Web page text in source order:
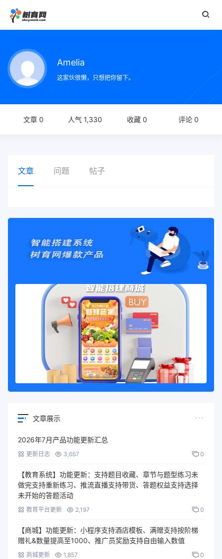
Amelia
这家伙很懒，只想把你留下。
文章 0 人气 1,330 收藏 0 评论 0
文章 问题 帖子
文章展示
2026年7月产品功能更新汇总
更新日志 3,657 0
【教育系统】功能更新：支持题目收藏、章节与题型练习未
做完支持重新练习、推流直播支持带货、答题权益支持选择
未开始的答题活动
教育平台更新 2,197 0
【商城】功能更新：小程序支持酒店模板、满赠支持按阶梯
赠礼&数量提高至1000、推广员奖励支持自由输入数值
商城更新 1,857 0